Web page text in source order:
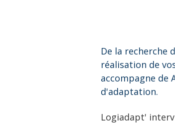
De la recherche
réalisation de
accompagne de
d'adaptation.
Logiadapt'